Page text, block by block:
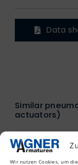
Wir nutzen Cookies, um
Data
Similar
actuators)